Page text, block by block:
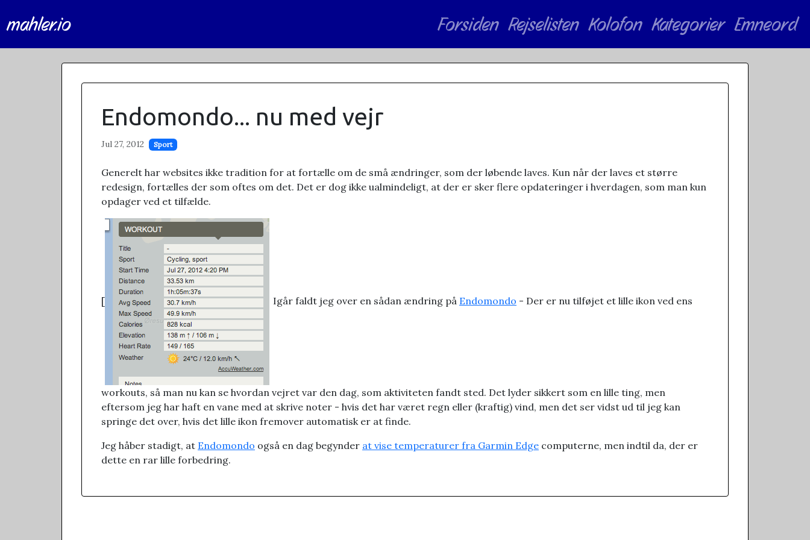
mahler.io Forsiden Rejselisten Kolofon Kategorier Emneord
Endomondo... nu med vejr
Jul 27, 2012 Sport
Generelt har websites ikke tradition for at fortælle om de små ændringer, som der løbende laves. Kun når der laves et større
redesign, fortælles der som oftes om det. Det er dog ikke ualmindeligt, at der er sker flere opdateringer i hverdagen, som man kun
opdager ved et tilfælde.
[ Igår faldt jeg over en sådan ændring på Endomondo - Der er nu tilføjet et lille ikon ved ens
workouts, så man nu kan se hvordan vejret var den dag, som aktiviteten fandt sted. Det lyder sikkert som en lille ting, men
eftersom jeg har haft en vane med at skrive noter - hvis det har været regn eller (kraftig) vind, men det ser vidst ud til jeg kan
springe det over, hvis det lille ikon fremover automatisk er at finde.
Jeg håber stadigt, at Endomondo også en dag begynder at vise temperaturer fra Garmin Edge computerne, men indtil da, der er
dette en rar lille forbedring.